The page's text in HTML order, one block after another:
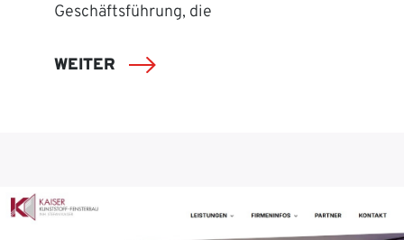
Geschäftsführung, die
WEITER